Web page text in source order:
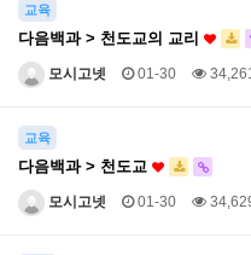
교육
다음백과 > 천도교의 교리
모시고넷 01-30
교육
다음백과 > 천도교
모시고넷 01-30